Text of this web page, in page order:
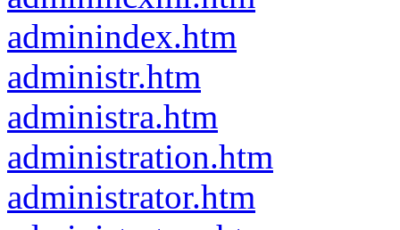
adminindex.htm
administr.htm
administra.htm
administration.htm
administrator.htm